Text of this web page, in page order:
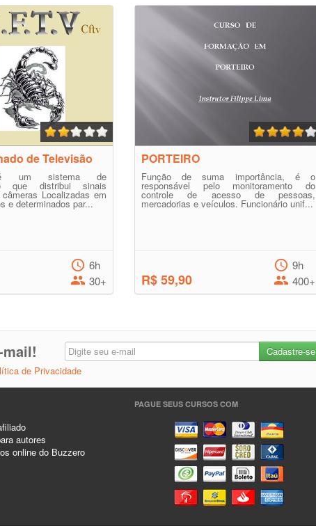
de Televisão
um sistema de
que distribui sinais
Localizadas em
e determinados par...
6h
30+
PORTEIRO
Função de suma importância, é o
responsável pelo monitoramento do
controle de acesso de pessoas,
mercadorias e veículos. Funcionário unif...
R$ 59,90
9h
400+
mail!
de Privacidade
autores
online do Buzzero
PAGUE SEUS CURSOS COM